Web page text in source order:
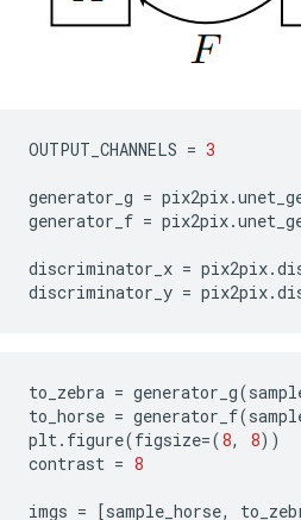
OUTPUT_CHANNELS = 3
generator_g = pix2pix.
generator_f = pix2pix.
discriminator_x = pix2pix.
discriminator_y = pix2pix.
to_zebra = generator_g(
to_horse = generator_f(
plt. figure(figsize=(8, 8))
contrast = 8
imgs = [sample_horse,